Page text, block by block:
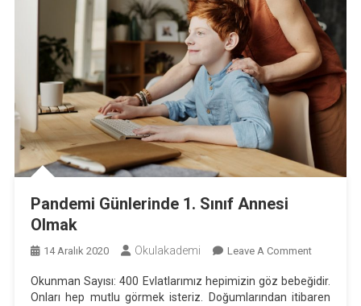
Pandemi Günlerinde 1. Sınıf Annesi
Olmak
14 Aralık 2020 Okulakademi Leave A CommentOn
Günlerinde
Okunman Sayısı: 400 Evlatlarımız hepimizin göz bebeğidir.
Onları hep mutlu görmek isteriz. Doğumlarından itibaren